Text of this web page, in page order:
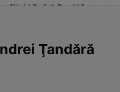
Click! Poftă Bună!Contact
Ţandără